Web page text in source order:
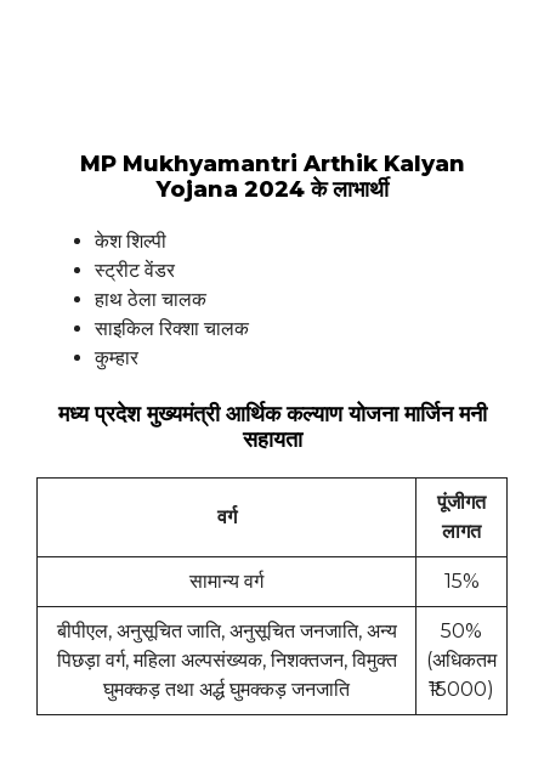
MP Mukhyamantri Arthik Kalyan
Yojana 2024 के लाभार्थी
‌केश शिल्पी
स्ट्रीट वेंडर
हाथ ठेला चालक
साइकिल रिक्शा चालक
कुम्हार
मध्य प्रदेश मुख्यमंत्री आर्थिक कल्याण योजना मार्जिन मनी
सहायता
वर्ग
पूंजीगत
लागत
सामान्य वर्ग 15%
बीपीएल, अनुसूचित जाति, अनुसूचित जनजाति, अन्य
पिछड़ा वर्ग, महिला अल्पसंख्यक, निशक्तजन, विमुक्त
घुमक्कड़ तथा अर्द्ध घुमक्कड़ जनजाति
50%
(अधिकतम
₹15000)